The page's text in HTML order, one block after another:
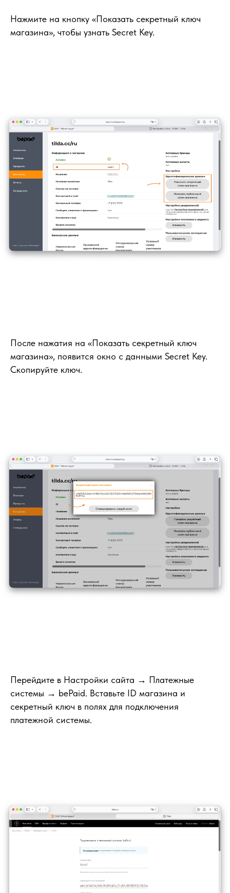
Нажмите на кнопку «Показать секретный ключ
магазина», чтобы узнать Secret Key.
После нажатия на «Показать секретный ключ
магазина», появится окно с данными Secret Key.
Скопируйте ключ.
Перейдите в Настройки сайта → Платежные
системы → bePaid. Вставьте ID магазина и
секретный ключ в полях для подключения
платежной системы.